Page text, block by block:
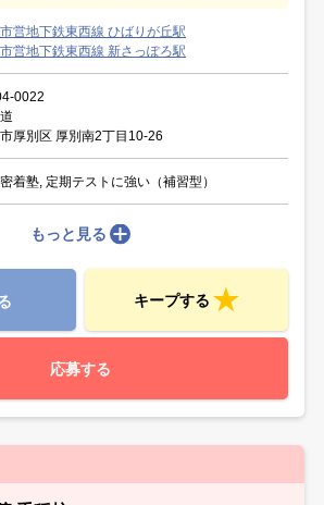
営地下鉄東西線 ひばりが丘駅
営地下鉄東西線 新さっぽろ駅
0022
厚別区 厚別南2丁目10-26
着塾, 定期テストに強い（補習型）
もっと見る
キープする
応募する